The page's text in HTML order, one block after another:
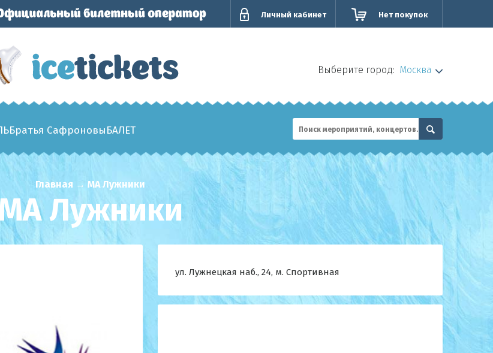
Личный кабинет Нет покупок
Выберите город: Москва
Братья СафроновыБАЛЕТ
Главная → МА Лужники
Лужники
ул. Лужнецкая наб., 24, м. Спортивная